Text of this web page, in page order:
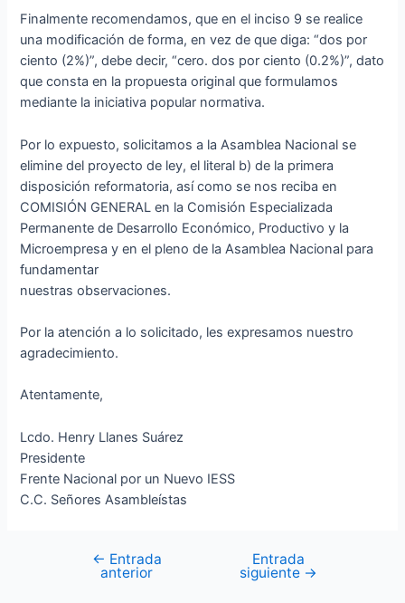
Finalmente recomendamos, que en el inciso 9 se realice
una modificación de forma, en vez de que diga: “dos por
ciento (2%)”, debe decir, “cero. dos por ciento (0.2%)”, dato
que consta en la propuesta original que formulamos
mediante la iniciativa popular normativa.
Por lo expuesto, solicitamos a la Asamblea Nacional se
elimine del proyecto de ley, el literal b) de la primera
disposición reformatoria, así como se nos reciba en
COMISIÓN GENERAL en la Comisión Especializada
Permanente de Desarrollo Económico, Productivo y la
Microempresa y en el pleno de la Asamblea Nacional para
fundamentar
nuestras observaciones.
Por la atención a lo solicitado, les expresamos nuestro
agradecimiento.
Atentamente,
Lcdo. Henry Llanes Suárez
Presidente
Frente Nacional por un Nuevo IESS
C.C. Señores Asambleístas
← Entrada
anterior
Entrada
siguiente →